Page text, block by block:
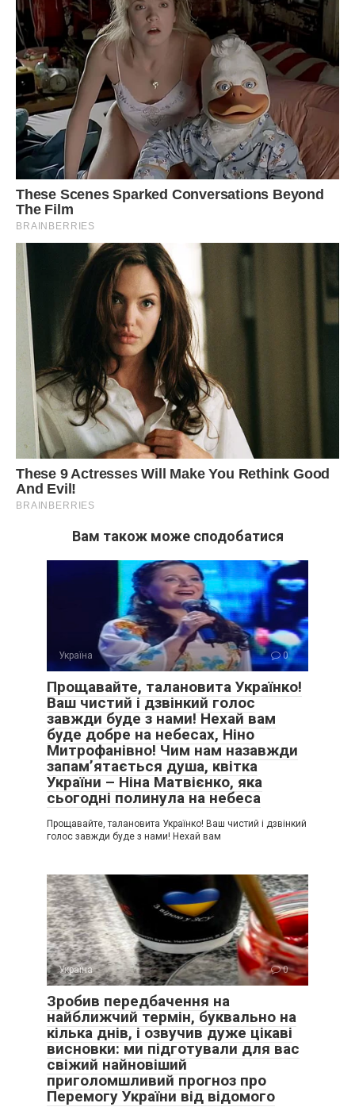
Вам також може сподобатися
Україна 0
Прощавайте, талановита Українко!
Ваш чистий і дзвінкий голос
завжди буде з нами! Нехай вам
буде добре на небесах, Ніно
Митрофанівно! Чим нам назавжди
запам’ятається душа, квітка
України – Ніна Матвієнко, яка
сьогодні полинула на небеса
Прощавайте, талановита Українко! Ваш чистий і дзвінкий
голос завжди буде з нами! Нехай вам
Україна 0
Зробив передбачення на
найближчий термін, буквально на
кілька днів, і озвучив дуже цікаві
висновки: ми підготували для вас
свіжий найновіший
приголомшливий прогноз про
Перемогу України від відомого